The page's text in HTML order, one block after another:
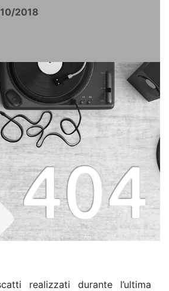
2018
realizzati durante l’ultima